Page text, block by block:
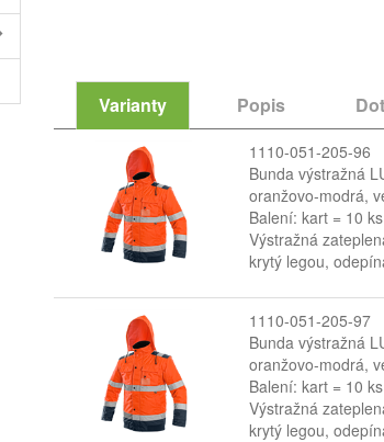
Varianty Popis
1110-051-205-96
Bunda výstražná
oranžovo-modrá,
Balení: kart = 10 ks
Výstražná
krytý legou,
1110-051-205-97
Bunda výstražná
oranžovo-modrá,
Balení: kart = 10 ks
Výstražná
krytý legou,